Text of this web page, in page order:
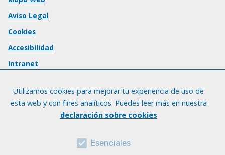
Aviso Legal
Cookies
Accesibilidad
Intranet
Utilizamos cookies para mejorar tu experiencia de uso de
esta web y con fines analíticos. Puedes leer más en nuestra
declaración sobre cookies
Esenciales